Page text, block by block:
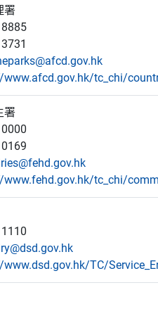
署
tc_chi/
署
www.fehd.gov.hk/tc_chi/
TC/